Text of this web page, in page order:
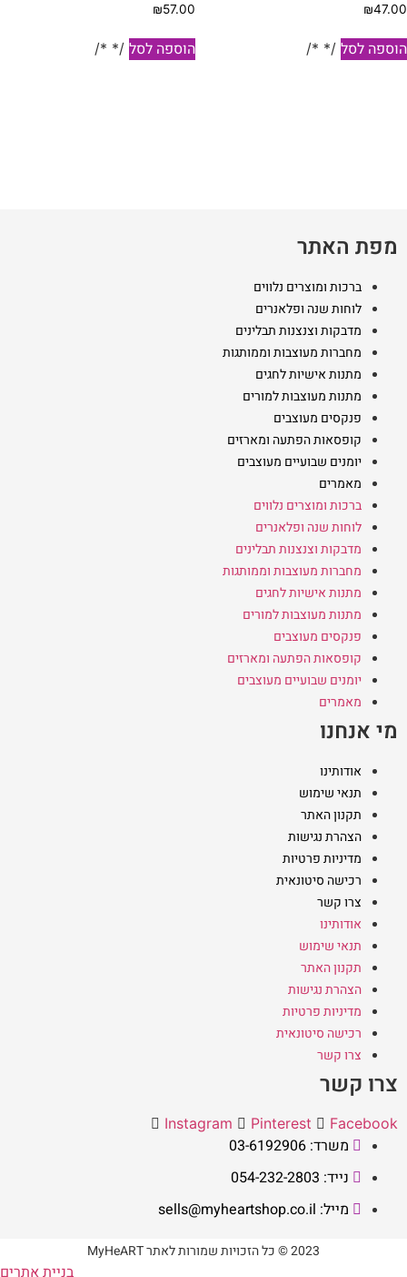
₪
לסל /* */
₪57.00
הוספה לסל /* */
מפת האתר
ברכות ומוצרים נלווים
לוחות שנה ופלאנרים
מדבקות וצנצנות תבלינים
מחברות מעוצבות וממותגות
מתנות אישיות לחגים
מתנות מעוצבות למורים
פנקסים מעוצבים
קופסאות הפתעה ומארזים
יומנים שבועיים מעוצבים
מאמרים
ברכות ומוצרים נלווים
לוחות שנה ופלאנרים
מדבקות וצנצנות תבלינים
מחברות מעוצבות וממותגות
מתנות אישיות לחגים
מתנות מעוצבות למורים
פנקסים מעוצבים
קופסאות הפתעה ומארזים
יומנים שבועיים מעוצבים
מאמרים
מי אנחנו
אודותינו
תנאי שימוש
תקנון האתר
הצהרת נגישות
מדיניות פרטיות
רכישה סיטונאית
צרו קשר
אודותינו
תנאי שימוש
תקנון האתר
הצהרת נגישות
מדיניות פרטיות
רכישה סיטונאית
צרו קשר
צרו קשר
Instagram Pinterest Facebook
משרד: 03-6192906
נייד: 054-232-2803
מייל: sells@myheartshop.co.il
2023 © כל הזכויות שמורות לאתר MyHeART